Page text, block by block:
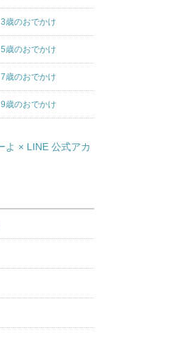
3歳のおでかけ
5歳のおでかけ
7歳のおでかけ
9歳のおでかけ